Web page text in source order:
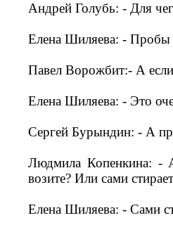
Андрей Голубь: - Для
Елена Шиляева: -
Павел Ворожбит:- А если
Елена Шиляева: - Это
Сергей Бурындин: - А
Людмила Копенкина: -
возите? Или сами
Елена Шиляева: - Сами